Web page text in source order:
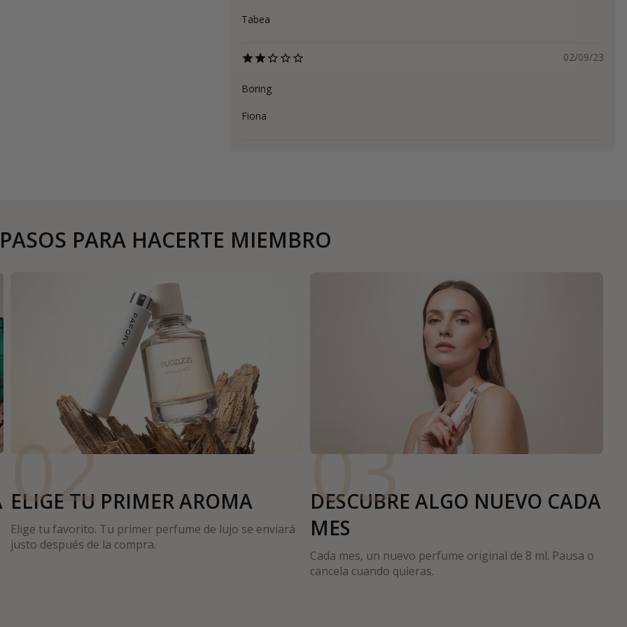
Tabea
02/09/23
Boring
Fiona
PARA HACERTE MIEMBRO
02
ELIGE TU PRIMER AROMA
Elige tu favorito. Tu primer perfume de lujo se enviará
justo después de la compra.
03
DESCUBRE ALGO NUEVO CADA
MES
Cada mes, un nuevo perfume original de 8 ml. Pausa o
cancela cuando quieras.